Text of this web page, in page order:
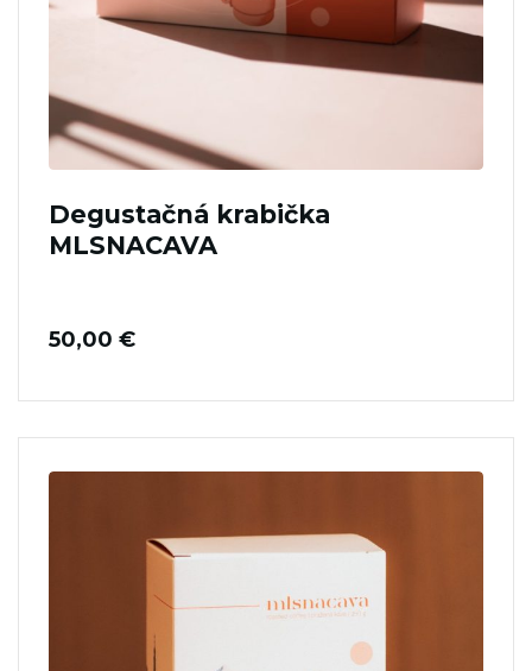
Degustačná krabička
MLSNACAVA
50,00 €